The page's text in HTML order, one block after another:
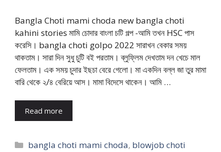
Bangla Choti mami choda new bangla choti
kahini stories মামি চোদার বাংলা চটি গল্প -আমি তখন HSC পাস
করেসি। bangla choti golpo 2022 সারাখন বেকার সময়
থাকতাম। সারা দিন সুধু চুটি বই পরতাম। ব্লুফ্লিম দেখতাম দন খেচে মাল
ফেলতাম। এক সময় চুদার ইছচা বেরে গেলো। মা একদিন বল্ল জা তুর মামা
বারি থেকে ২/৪ বেরিয়ে আস। মামা বিদেসে থাকেন। আমি …
Read more
Categories
bangla choti mami choda, blowjob choti